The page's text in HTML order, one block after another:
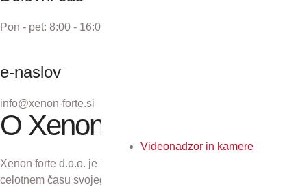
Videonadzor in kamere
Pon - pet: 8:00 - 16:00
e-naslov
info@xenon-forte.si
O Xenon forte
Xenon forte d.o.o. je podjetje z več kot 30-letno tradicijo. V
celotnem času svojega obstoja se zavzema za odličnost in